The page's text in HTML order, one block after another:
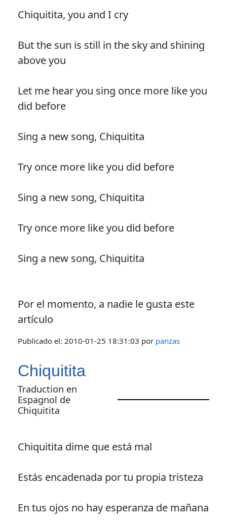
Chiquitita, you and I cry
But the sun is still in the sky and shining
above you
Let me hear you sing once more like you
did before
Sing a new song, Chiquitita
Try once more like you did before
Sing a new song, Chiquitita
Try once more like you did before
Sing a new song, Chiquitita
Por el momento, a nadie le gusta este
artículo
Publicado el: 2010-01-25 18:31:03 por panzas
Chiquitita
Traduction en
Espagnol de
Chiquitita
Chiquitita dime que está mal
Estás encadenada por tu propia tristeza
En tus ojos no hay esperanza de mañana